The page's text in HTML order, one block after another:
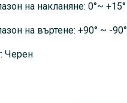
на накланяне: 0°~ +15°
на въртене: +90° ~ -90°
Черен